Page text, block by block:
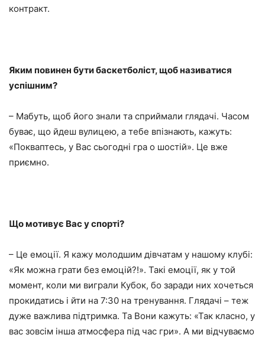
контракт.
Яким повинен бути баскетболіст, щоб називатися
успішним?
– Мабуть, щоб його знали та сприймали глядачі. Часом
буває, що йдеш вулицею, а тебе впізнають, кажуть:
«Покваптесь, у Вас сьогодні гра о шостій». Це вже
приємно.
Що мотивує Вас у спорті?
– Це емоції. Я кажу молодшим дівчатам у нашому клубі:
«Як можна грати без емоцій?!». Такі емоції, як у той
момент, коли ми виграли Кубок, бо заради них хочеться
прокидатись і йти на 7:30 на тренування. Глядачі – теж
дуже важлива підтримка. Та Вони кажуть: «Так класно, у
вас зовсім інша атмосфера під час гри». А ми відчуваємо